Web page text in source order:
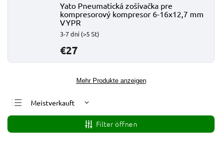
Yato Pneumatická zošívačka pre
kompresorový kompresor 6-16x12,7 mm
VYPR
3-7 dní (>5 St)
€27
Mehr Produkte anzeigen
Meistverkauft
Günstigste
Teuerste
Filter öffnen